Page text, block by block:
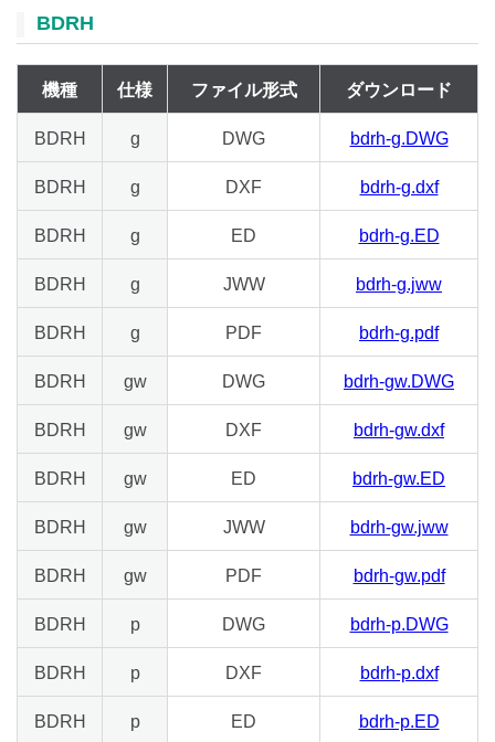
BDRH
機種 仕様 ファイル形式 ダウンロード
BDRH g DWG bdrh-g.DWG
BDRH g DXF bdrh-g.dxf
BDRH g ED bdrh-g.ED
BDRH g JWW bdrh-g.jww
BDRH g PDF bdrh-g.pdf
BDRH gw DWG bdrh-gw.DWG
BDRH gw DXF bdrh-gw.dxf
BDRH gw ED bdrh-gw.ED
BDRH gw JWW bdrh-gw.jww
BDRH gw PDF bdrh-gw.pdf
BDRH p DWG bdrh-p.DWG
BDRH p DXF bdrh-p.dxf
BDRH p ED bdrh-p.ED